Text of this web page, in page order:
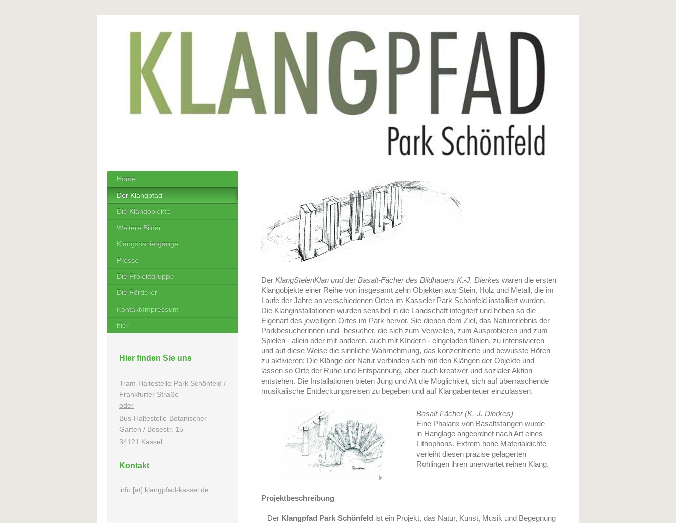
DerKlangStelenKlan undderBasalt-Fächer des Bildhauers K.-J. Dierkes waren die ersten
Klangobjekte einer Reihe von insgesamt zehn Objekten aus Stein, Holz und Metall, die im
Laufe der Jahre an verschiedenen Orten im Kasseler Park Schönfeld installiert wurden.
Die Klanginstallationen wurden sensibel in die Landschaft integriert und heben so die
Eigenart des jeweiligen Ortes im Park hervor. Sie dienen dem Ziel, das Naturerlebnis der
Parkbesucherinnen und -besucher, die sich zum Verweilen, zum Ausprobieren und zum
Spielen - allein oder mit anderen, auch mit KIndern - eingeladen fühlen, zu intensivieren
und auf diese Weise die sinnliche Wahrnehmung, das konzentrierte und bewusste Hören
zu aktivieren: Die Klänge der Natur verbinden sich mit den Klängen der Objekte und
lassen so Orte der Ruhe und Entspannung, aber auch kreativer und sozialer Aktion
entstehen. Die Installationen bieten Jung und Alt die Möglichkeit, sich auf überraschende
musikalische Entdeckungsreisen zu begeben und auf Klangabenteuer einzulassen.
Basalt-Fächer (K.-J. Dierkes)
Eine Phalanx von Basaltstangen wurde
in Hanglage angeordnet nach Art eines
Lithophons. Extrem hohe Materialdichte
verleiht diesen präzise gelagerten
Rohlingen ihren unerwartet reinen Klang.
Projektbeschreibung
Der Klangpfad Park Schönfeld ist ein Projekt, das Natur, Kunst, Musik und Begegnung
Home
Der Klangpfad
Die Klangobjekte
Weitere Bilder
Klangspaziergänge
Presse
Die Projektgruppe
Die Förderer
Kontakt/Impressum
hier
Hier finden Sie uns
Tram-Haltestelle Park Schönfeld /
Frankfurter Straße
oder
Bus-Haltestelle Botanischer
Garten / Bosestr. 15
34121 Kassel
Kontakt
info [at] klangpfad-kassel.de